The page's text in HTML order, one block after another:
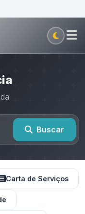
Buscar
Carta de Serviços